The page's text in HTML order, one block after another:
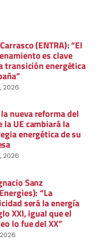
(ENTRA): “El
es clave
transición energética
2026
nueva reforma del
la UE cambiará la
energética de su
2026
Sanz
“La
será la energía
XXI, igual que el
lo fue del XX”